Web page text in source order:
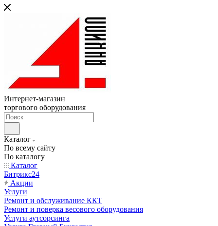
Интернет-магазин
торгового оборудования
Каталог
По всему сайту
По каталогу
Каталог
Битрикс24
Акции
Услуги
Ремонт и обслуживание ККТ
Ремонт и поверка весового оборудования
Услуги аутсорсинга